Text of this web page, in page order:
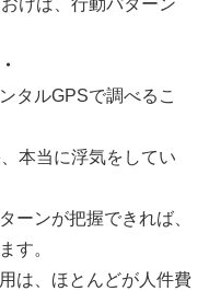
けば、行動パターン
タルGPSで調べるこ
本当に浮気をしてい
ーンが把握できれば、
す。
は、ほとんどが人件費